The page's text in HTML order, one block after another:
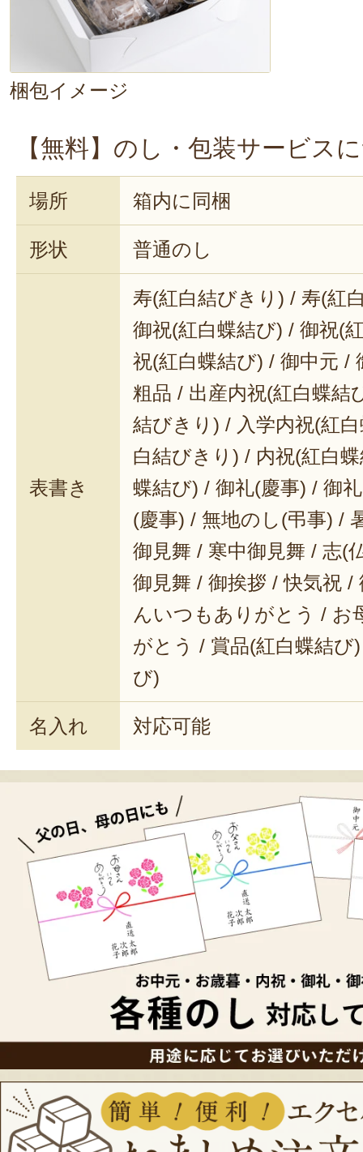
梱包イメージ
【無料】のし・包装サービス
場所 箱内に同梱
形状 普通のし
表書き
寿(紅白結びきり) / 寿(紅
御祝(紅白蝶結び) / 御祝(
祝(紅白蝶結び) / 御中元 /
粗品 / 出産内祝(紅白蝶結
結びきり) / 入学内祝(紅
白結びきり) / 内祝(紅白
蝶結び) / 御礼(慶事) / 御
(慶事) / 無地のし(弔事) /
御見舞 / 寒中御見舞 / 志(
御見舞 / 御挨拶 / 快気祝 /
んいつもありがとう / お
がとう / 賞品(紅白蝶結び
び)
名入れ 対応可能